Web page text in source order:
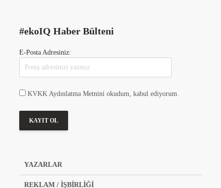
#ekoIQ Haber Bülteni
E-Posta Adresiniz:
KVKK Aydınlatma Metnini okudum, kabul ediyorum.
YAZARLAR
REKLAM / İŞBİRLİĞİ